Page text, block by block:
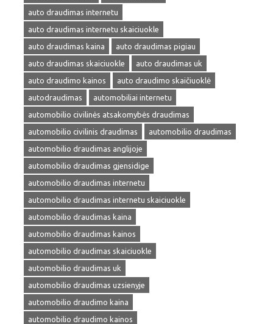
auto draudimas internetu
auto draudimas internetu skaiciuokle
auto draudimas kaina
auto draudimas pigiau
auto draudimas skaiciuokle
auto draudimas uk
auto draudimo kainos
auto draudimo skaičiuoklė
autodraudimas
automobiliai internetu
automobilio civilinės atsakomybės draudimas
automobilio civilinis draudimas
automobilio draudimas
automobilio draudimas anglijoje
automobilio draudimas gjensidige
automobilio draudimas internetu
automobilio draudimas internetu skaiciuokle
automobilio draudimas kaina
automobilio draudimas kainos
automobilio draudimas skaiciuokle
automobilio draudimas uk
automobilio draudimas uzsienyje
automobilio draudimo kaina
automobilio draudimo kainos